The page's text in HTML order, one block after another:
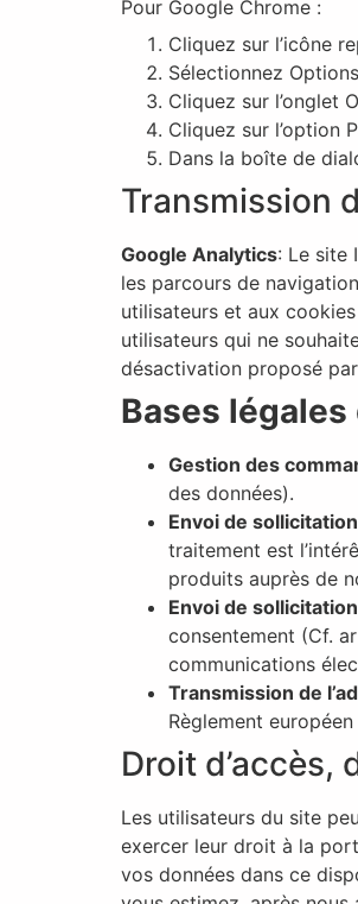
Pour Google Chrome :
Cliquez sur l’icône
Sélectionnez
Cliquez sur l’onglet
Cliquez sur l’option
Dans la boîte de
Transmission
Google Analytics: Le site
les parcours de
utilisateurs et aux
utilisateurs qui ne
désactivation proposé
Bases
Gestion des
des données).
Envoi de
traitement est
produits auprès de
Envoi de
consentement (Cf.
communications
Transmission de
Règlement
Droit d’accès,
Les utilisateurs du site
exercer leur droit à la
vos données dans ce